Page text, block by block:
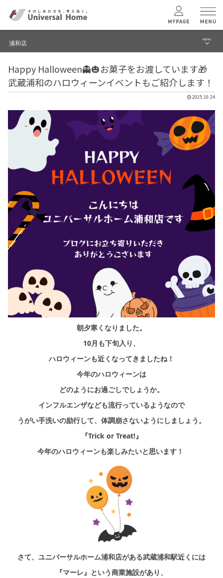
ユニバーサルホームの特長
テクノロジー
建築実例
モデルハウス
シミュレー ション
キャンペーン・コラボ情報
家づくりの知識
企業情報
浦和店 MENU
ブログ
建築実例・事例
イベント
モデルハウス見学予約
Happy Halloween👻🎃お菓子をお渡しています🎁
武蔵浦和のハロウィーンイベントもご紹介します！
2025.10.24
朝夕寒くなりました。
10月も下旬入り、
ハロウィーンも近くなってきましたね！
今年のハロウィーンは
どのようにお過ごしでしょうか。
インフルエンザなども流行っているようなので
うがい手洗いの励行して、体調崩さないようにしましょう。
『Trick or Treat!』
今年のハロウィーンも楽しみたいと思います！
さて、ユニバーサルホーム浦和店がある武蔵浦和駅近く には
『マーレ』という商業施設があり、